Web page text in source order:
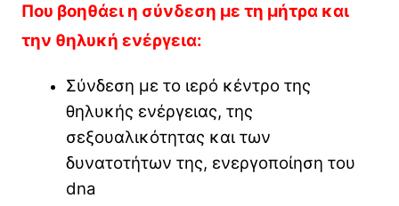
Που βοηθάει η σύνδεση με τη μήτρα και
την θηλυκή ενέργεια:
Σύνδεση με το ιερό κέντρο της
θηλυκής ενέργειας, της
σεξουαλικότητας και των
δυνατοτήτων της, ενεργοποίηση του
dna